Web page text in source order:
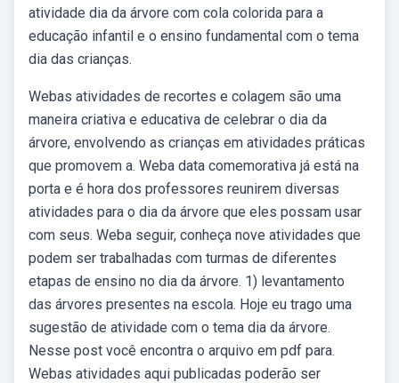
atividade dia da árvore com cola colorida para a
educação infantil e o ensino fundamental com o tema
dia das crianças.
Webas atividades de recortes e colagem são uma
maneira criativa e educativa de celebrar o dia da
árvore, envolvendo as crianças em atividades práticas
que promovem a. Weba data comemorativa já está na
porta e é hora dos professores reunirem diversas
atividades para o dia da árvore que eles possam usar
com seus. Weba seguir, conheça nove atividades que
podem ser trabalhadas com turmas de diferentes
etapas de ensino no dia da árvore. 1) levantamento
das árvores presentes na escola. Hoje eu trago uma
sugestão de atividade com o tema dia da árvore.
Nesse post você encontra o arquivo em pdf para.
Webas atividades aqui publicadas poderão ser